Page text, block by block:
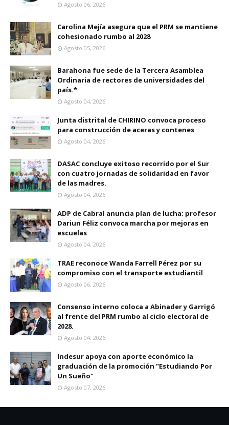
Agosto 06, 2026
Carolina Mejía asegura que el PRM se mantiene
cohesionado rumbo al 2028
Agosto 05, 2026
Barahona fue sede de la Tercera Asamblea
Ordinaria de rectores de universidades del
país.*
Agosto 04, 2026
Junta distrital de CHIRINO convoca proceso
para construcción de aceras y contenes
Agosto 04, 2026
DASAC concluye exitoso recorrido por el Sur
con cuatro jornadas de solidaridad en favor
de las madres.
Agosto 04, 2026
ADP de Cabral anuncia plan de lucha; profesor
Dariun Féliz convoca marcha por mejoras en
escuelas
Agosto 04, 2026
TRAE reconoce Wanda Farrell Pérez por su
compromiso con el transporte estudiantil
Agosto 06, 2026
Consenso interno coloca a Abinader y Garrigó
al frente del PRM rumbo al ciclo electoral de
2028.
Agosto 04, 2026
Indesur apoya con aporte económico la
graduación de la promoción "Estudiando Por
Un Sueño"
Agosto 07, 2026